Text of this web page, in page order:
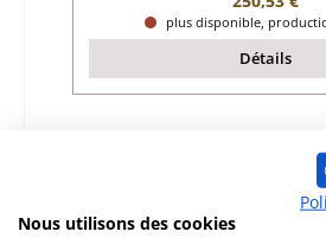
plus disponible,
Détails
Nous utilisons des cookies